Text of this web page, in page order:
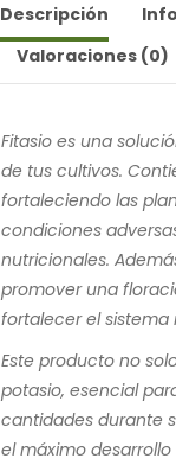
Descripción
Valoraciones (0)
Fitasio es una
de tus cultivos.
fortaleciendo las
condiciones
nutricionales.
promover una
fortalecer el sistema
Este producto no
potasio, esencial
cantidades durante
el máximo